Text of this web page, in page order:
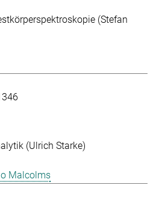
(Stefan
(Ulrich Starke)
Malcolms